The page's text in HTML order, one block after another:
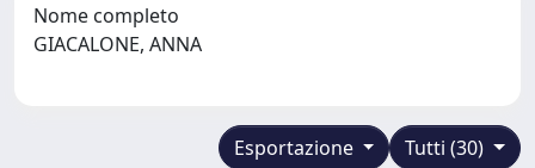
Nome completo
GIACALONE, ANNA
Tutti (30)
Esportazione